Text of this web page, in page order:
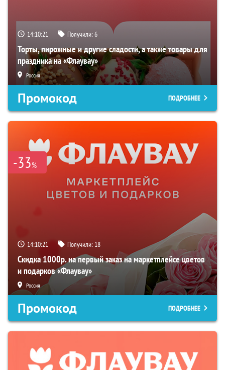
14:10:20 Получили:6
Торты, пирожные и другие сладости, а также товары для
праздника на «Флаувау»
Россия
Промокод ПОДРОБНЕЕ
-33%
14:10:20 Получили: 18
Скидка 1000р. на первый заказ на маркетплейсе цветов
и подарков «Флаувау»
Россия
Промокод ПОДРОБНЕЕ